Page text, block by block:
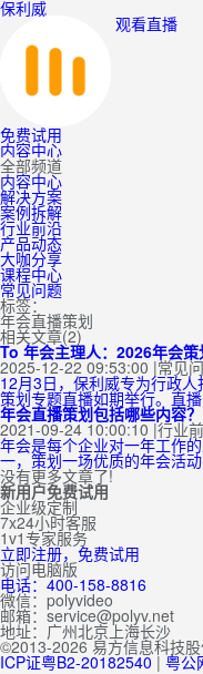
保利威
观看直播
免费试用
内容中心
全部频道
内容中心
解决方案
案例拆解
行业前沿
产品动态
大咖分享
课程中心
常见问题
标签：
年会直播策划
相关文章(2)
To 年会主理人：2026年会策
2025-12-22 09:53:00 |常见
12月3日，保利威专为行政
策划专题直播如期举行。直
年会直播策划包括哪些内容？
2021-09-24 10:00:10 |行业
年会是每个企业对一年工作
一，策划一场优质的年会活
没有更多文章了!
新用户免费试用
企业级定制
7x24小时客服
1v1专家服务
立即注册，免费试用
访问电脑版
电话：400-158-8816
微信：polyvideo
邮箱：service@polyv.net
地址： 广州北京 上海长沙
©2013-2026 易方信息科技
ICP证粤B2-20182540 | 粤公